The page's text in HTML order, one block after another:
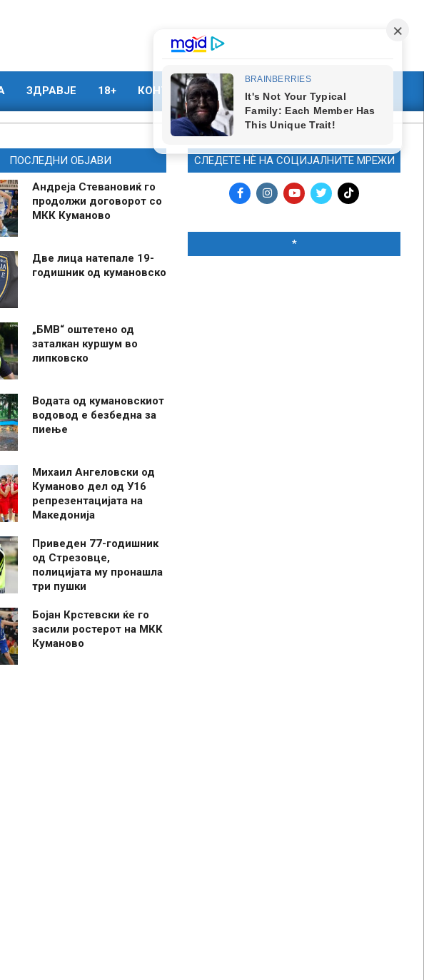
ЗДРАВЈЕ 18+ КОНТАКТ МАРКЕТИНГ
ПОСЛЕДНИ ОБЈАВИ
Андреја Стевановиќ го
продолжи договорот со
МКК Куманово
Две лица натепале 19-
годишник од кумановско
„БМВ“ оштетено од
заталкан куршум во
липковско
Водата од кумановскиот
водовод е безбедна за
пиење
Михаил Ангеловски од
Куманово дел од У16
репрезентацијата на
Македонија
Приведен 77-годишник
од Стрезовце,
полицијата му пронашла
три пушки
Бојан Крстевски ќе го
засили ростерот на МКК
Куманово
СЛЕДЕТЕ НЀ НА СОЦИЈАЛНИТЕ МРЕЖИ
*